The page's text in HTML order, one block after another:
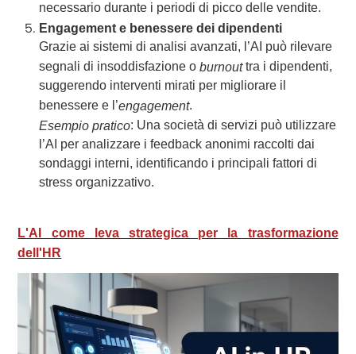
necessario durante i periodi di picco delle vendite.
Engagement e benessere dei dipendenti
Grazie ai sistemi di analisi avanzati, l’AI può rilevare
segnali di insoddisfazione oburnouttra i dipendenti,
suggerendo interventi mirati per migliorare il
benessere e l’engagement.
Esempio pratico: Una società di servizi può utilizzare
l’AI per analizzare i feedback anonimi raccolti dai
sondaggi interni, identificando i principali fattori di
stress organizzativo.
L'AI come leva strategica per la trasformazione
dell'HR